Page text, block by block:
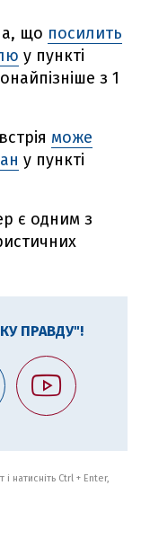
що посилить
у пункті
з 1
може
у пункті
є одним з
ПРАВДУ"!
натисніть Ctrl + Enter,